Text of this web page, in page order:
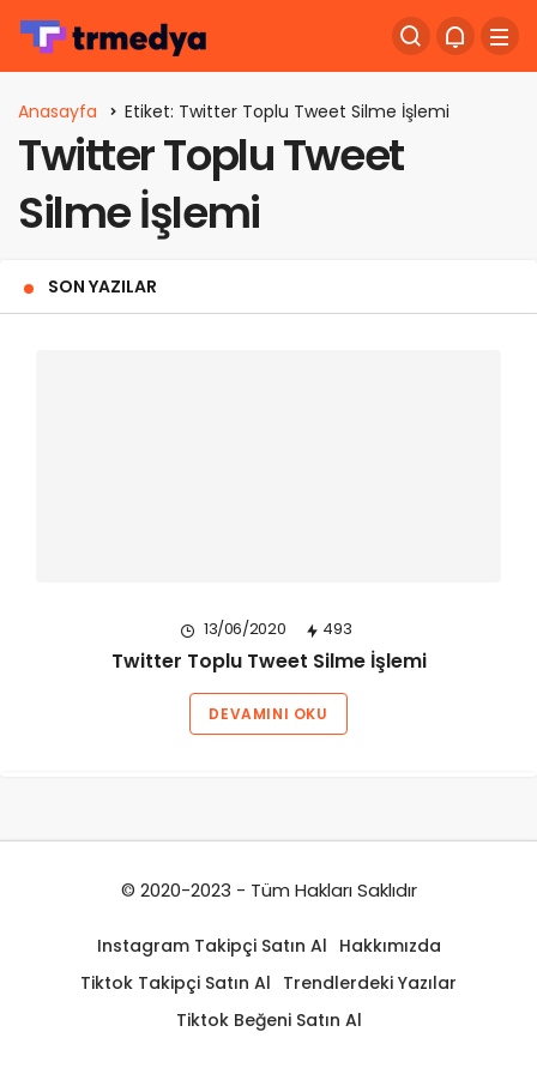
Anasayfa Etiket: Twitter Toplu Tweet Silme İşlemi
Twitter Toplu Tweet
Silme İşlemi
SON YAZILAR
13/06/2020 493
Twitter Toplu Tweet Silme İşlemi
DEVAMINI OKU
© 2020-2023 - Tüm Hakları Saklıdır
Instagram Takipçi Satın Al Hakkımızda
Tiktok Takipçi Satın Al Trendlerdeki Yazılar
Tiktok Beğeni Satın Al